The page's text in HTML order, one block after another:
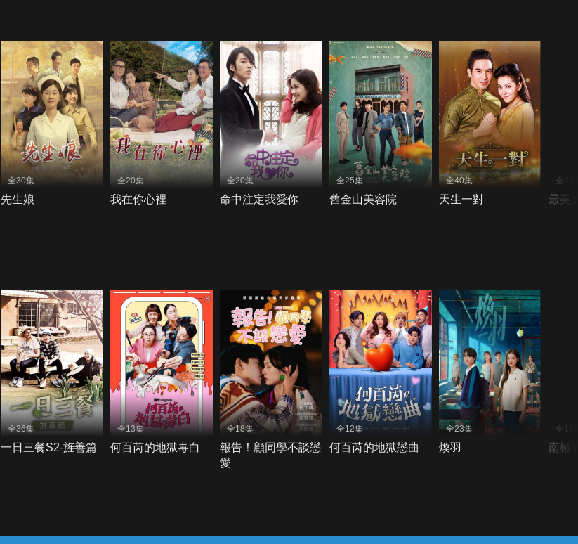
全30集
先生娘
全20集
我在你心裡
全20集
命中注定我愛你
全25集
舊金山美容院
全40集
天生一對
全23
最美
全36集
一日三餐S2-旌善篇
全13集
何百芮的地獄毒白
全18集
報告！顧同學不談戀
愛
全12集
何百芮的地獄戀曲
全23集
煥羽
全15
南極